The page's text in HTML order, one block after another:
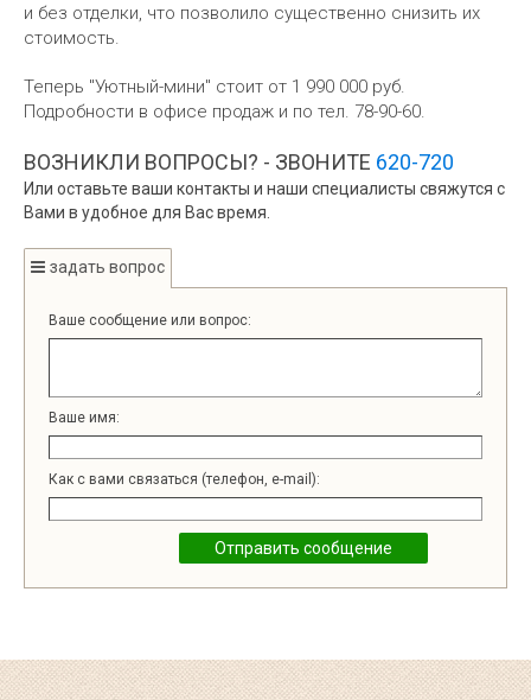
и без отделки, что позволило существенно снизить их
стоимость.
Теперь "Уютный-мини" стоит от 1 990 000 руб.
Подробности в офисе продаж и по тел. 78-90-60.
ВОЗНИКЛИ ВОПРОСЫ? - ЗВОНИТЕ 620-720
Или оставьте ваши контакты и наши специалисты свяжутся с
Вами в удобное для Вас время.
задать вопрос
Ваше сообщение или вопрос:
Ваше имя:
Как с вами связаться (телефон, e-mail):